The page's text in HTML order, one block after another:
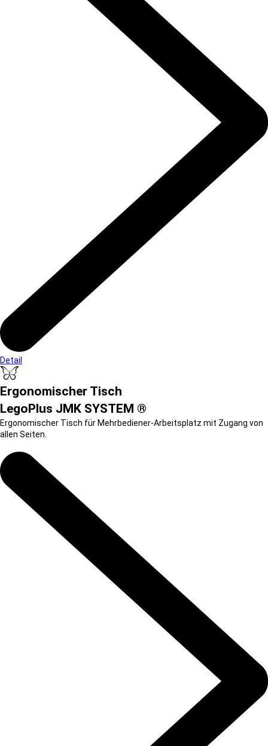
Detail
Ergonomischer Tisch
LegoPlus JMK SYSTEM ®
Ergonomischer Tisch für Mehrbediener-Arbeitsplatz mit Zugang von
allen Seiten.